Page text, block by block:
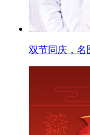
双节同庆，名